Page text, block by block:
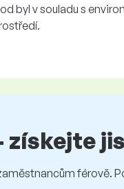
byl v souladu s
získejte
férově.